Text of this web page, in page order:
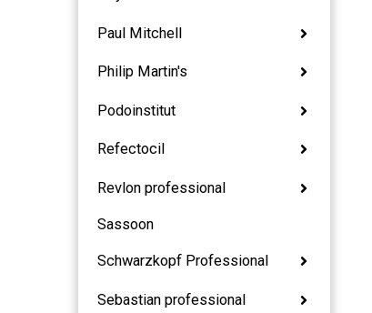
Paul Mitchell
Philip Martin's
Podoinstitut
Refectocil
Revlon professional
Sassoon
Schwarzkopf Professional
Sebastian professional